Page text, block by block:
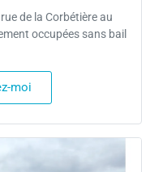
de la Corbétière au
occupées sans bail
moi